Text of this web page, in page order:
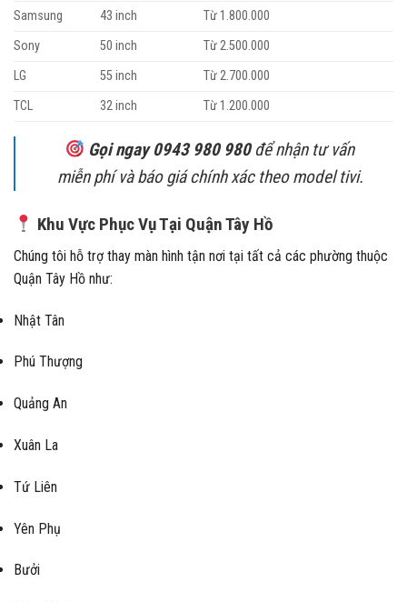
Samsung
43 inch
Từ 1.800.000
Sony
50 inch
Từ 2.500.000
LG
55 inch
Từ 2.700.000
TCL
32 inch Từ 1.200.000
Gọi ngay 0943 980 980để nhận tư vấn
miễn phí và báo giá chính xác theo model tivi.
Khu Vực Phục Vụ Tại Quận Tây Hồ
Chúng tôi hỗ trợ thay màn hình tận nơi tại tất cả các phường thuộc
Quận Tây Hồ như:
Nhật Tân
Phú Thượng
Quảng An
Xuân La
Tứ Liên
Yên Phụ
Bưởi